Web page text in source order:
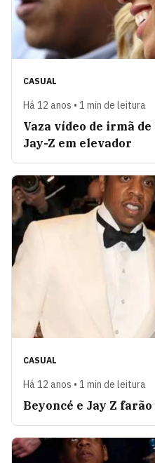
CASUAL
Há 12 anos • 1 min de leitura
Vaza vídeo de irmã
Jay-Z em elevador
CASUAL
Há 12 anos • 1 min de leitura
Beyoncé e Jay Z